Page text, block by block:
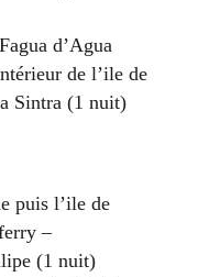
d’Agua
de l’ile de
Sintra (1 nuit)
puis l’ile de
–
(1 nuit)